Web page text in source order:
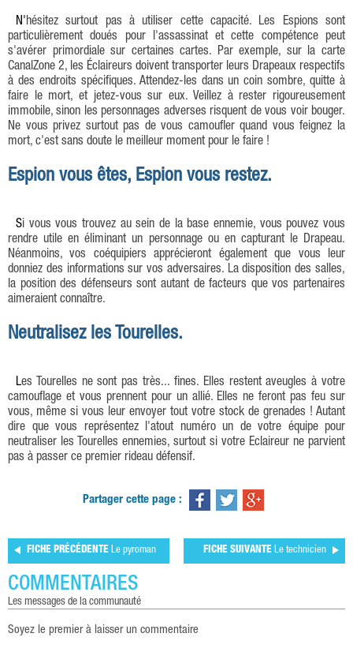
N'hésitez surtout pas à utiliser cette capacité. Les Espions sont
particulièrement doués pour l'assassinat et cette compétence peut
s'avérer primordiale sur certaines cartes. Par exemple, sur la carte
CanalZone 2, les Éclaireurs doivent transporter leurs Drapeaux respectifs
à des endroits spécifiques. Attendez-les dans un coin sombre, quitte à
faire le mort, et jetez-vous sur eux. Veillez à rester rigoureusement
immobile, sinon les personnages adverses risquent de vous voir bouger.
Ne vous privez surtout pas de vous camoufler quand vous feignez la
mort, c'est sans doute le meilleur moment pour le faire !
Espion vous êtes, Espion vous restez.
Si vous vous trouvez au sein de la base ennemie, vous pouvez vous
rendre utile en éliminant un personnage ou en capturant le Drapeau.
Néanmoins, vos coéquipiers apprécieront également que vous leur
donniez des informations sur vos adversaires. La disposition des salles,
la position des défenseurs sont autant de facteurs que vos partenaires
aimeraient connaître.
Neutralisez les Tourelles.
Les Tourelles ne sont pas très... fines. Elles restent aveugles à votre
camouflage et vous prennent pour un allié. Elles ne feront pas feu sur
vous, même si vous leur envoyer tout votre stock de grenades ! Autant
dire que vous représentez l'atout numéro un de votre équipe pour
neutraliser les Tourelles ennemies, surtout si votre Eclaireur ne parvient
pas à passer ce premier rideau défensif.
Partager cette page :
FICHE PRÉCÉDENTE Le pyroman FICHE SUIVANTE Le technicien
COMMENTAIRES
les messages de la communauté
Soyez le premier à laisser un commentaire